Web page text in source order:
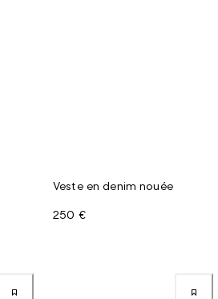
Veste en denim nouée
250 €